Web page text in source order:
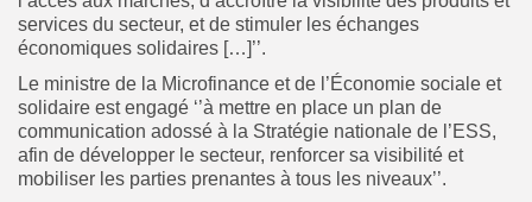
services du secteur, et de stimuler les échanges
économiques solidaires […]’’.
Le ministre de la Microfinance et de l’Économie sociale et
solidaire est engagé ‘’à mettre en place un plan de
communication adossé à la Stratégie nationale de l’ESS,
afin de développer le secteur, renforcer sa visibilité et
mobiliser les parties prenantes à tous les niveaux’’.